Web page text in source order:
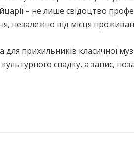
– не лише свідоцтво
незалежно від місця
прихильників класичної
спадку, а запис,